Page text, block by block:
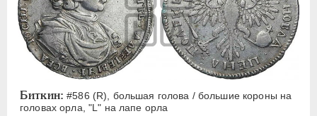
Биткин: #586 (R), большая голова / большие короны на
головах орла, "L" на лапе орла